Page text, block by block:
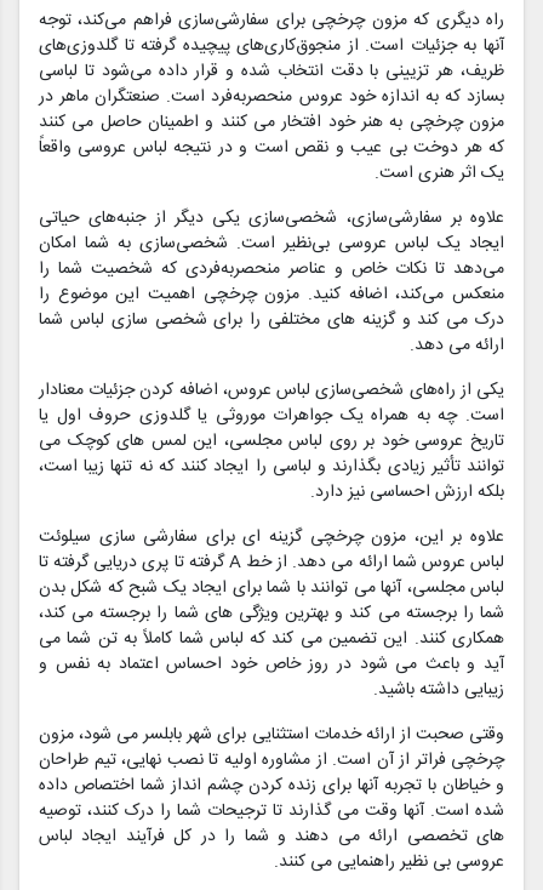
راه دیگری که مزون چرخچی برای سفارشی‌سازی فراهم می‌کند، توجه
آنها به جزئیات است. از منجوق‌کاری‌های پیچیده گرفته تا گلدوزی‌های
ظریف، هر تزیینی با دقت انتخاب شده و قرار داده می‌شود تا لباسی
بسازد که به اندازه خود عروس منحصربه‌فرد است. صنعتگران ماهر در
مزون چرخچی به هنر خود افتخار می کنند و اطمینان حاصل می کنند
که هر دوخت بی عیب و نقص است و در نتیجه لباس عروسی واقعاً
یک اثر هنری است.
علاوه بر سفارشی‌سازی، شخصی‌سازی یکی دیگر از جنبه‌های حیاتی
ایجاد یک لباس عروسی بی‌نظیر است. شخصی‌سازی به شما امکان
می‌دهد تا نکات خاص و عناصر منحصربه‌فردی که شخصیت شما را
منعکس می‌کند، اضافه کنید. مزون چرخچی اهمیت این موضوع را
درک می کند و گزینه های مختلفی را برای شخصی سازی لباس شما
ارائه می دهد.
یکی از راه‌های شخصی‌سازی لباس عروس، اضافه کردن جزئیات معنادار
است. چه به همراه یک جواهرات موروثی یا گلدوزی حروف اول یا
تاریخ عروسی خود بر روی لباس مجلسی، این لمس های کوچک می
توانند تأثیر زیادی بگذارند و لباسی را ایجاد کنند که نه تنها زیبا است،
بلکه ارزش احساسی نیز دارد.
علاوه بر این، مزون چرخچی گزینه ای برای سفارشی سازی سیلوئت
لباس عروس شما ارائه می دهد. از خط A گرفته تا پری دریایی گرفته تا
لباس مجلسی، آنها می توانند با شما برای ایجاد یک شبح که شکل بدن
شما را برجسته می کند و بهترین ویژگی های شما را برجسته می کند،
همکاری کنند. این تضمین می کند که لباس شما کاملاً به تن شما می
آید و باعث می شود در روز خاص خود احساس اعتماد به نفس و
زیبایی داشته باشید.
وقتی صحبت از ارائه خدمات استثنایی برای شهر بابلسر می شود، مزون
چرخچی فراتر از آن است. از مشاوره اولیه تا نصب نهایی، تیم طراحان
و خیاطان با تجربه آنها برای زنده کردن چشم انداز شما اختصاص داده
شده است. آنها وقت می گذارند تا ترجیحات شما را درک کنند، توصیه
های تخصصی ارائه می دهند و شما را در کل فرآیند ایجاد لباس
عروسی بی نظیر راهنمایی می کنند.